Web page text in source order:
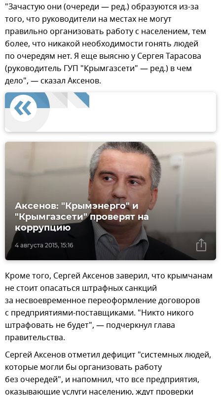
"Зачастую они (очереди — ред.) образуются из-за
того, что руководители на местах не могут
правильно организовать работу с населением, тем
более, что никакой необходимости гонять людей
по очередям нет. Я еще выясню у Сергея Тарасова
(руководитель ГУП "Крымгазсети" — ред.) в чем
дело", — сказал Аксенов.
4 августа 2015, 15:16
Аксенов: "Крымэнерго" и
"Крымгазсети" проверят на
коррупцию
Кроме того, Сергей Аксенов заверил, что крымчанам
не стоит опасаться штрафных санкций
за несвоевременное переоформление договоров
с предприятиями-поставщиками. "Никто никого
штрафовать не будет", — подчеркнул глава
правительства.
Сергей Аксенов отметил дефицит "системных людей,
которые могли бы организовать работу
без очередей", и напомнил, что все предприятия,
оказывающие услуги населению, ждут проверки